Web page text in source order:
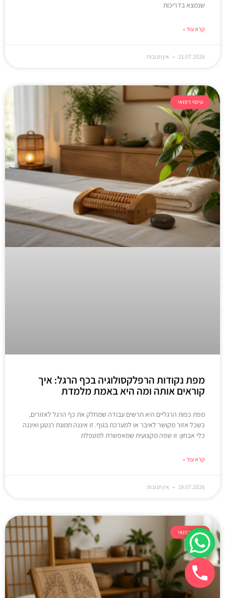
שנמצא בדריכות
קרא עוד »
21.07.2026 אין תגובות
עיסוי רפואי
מפת נקודות הרפלקסולוגיה בכף הרגל: איך
קוראים אותה ומה היא באמת מלמדת
מפת כפות הרגליים היא תרשים עבודה שמחלק את כף הרגל לאזורים,
כשכל אזור מקושר לאיבר או למערכת בגוף. זו איננה תמונת רנטגן ואיננה
כלי אבחון: זו שפה מקצועית שמאפשרת למטפלת
קרא עוד »
19.07.2026 אין תגובות
עיסוי רפואי